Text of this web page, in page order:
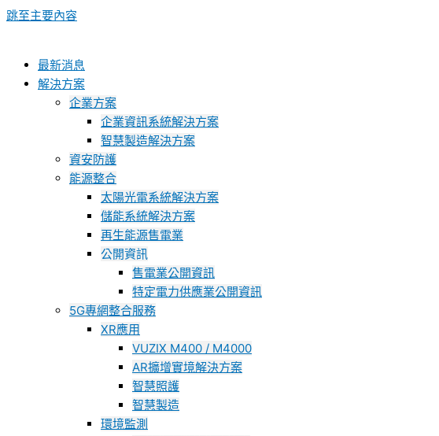
跳至主要內容
最新消息
解決方案
企業方案
企業資訊系統解決方案
智慧製造解決方案
資安防護
能源整合
太陽光電系統解決方案
儲能系統解決方案
再生能源售電業
公開資訊
售電業公開資訊
特定電力供應業公開資訊
5G專網整合服務
XR應用
VUZIX M400 / M4000
AR擴增實境解決方案
智慧照護
智慧製造
環境監測